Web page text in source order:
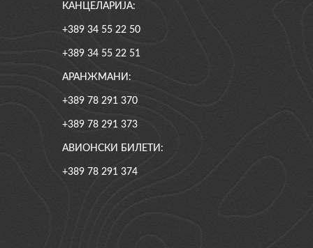
КАНЦЕЛАРИЈА:
+389 34 55 22 50
+389 34 55 22 51
АРАНЖМАНИ:
+389 78 291 370
+389 78 291 373
АВИОНСКИ БИЛЕТИ:
+389 78 291 374